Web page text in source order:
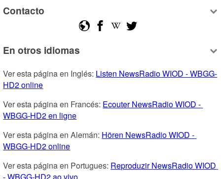
Contacto
En otros idiomas
Ver esta página en Inglés: Listen NewsRadio WIOD - WBGG-
HD2 online
Ver esta página en Francés: Ecouter NewsRadio WIOD -
WBGG-HD2 en ligne
Ver esta página en Alemán: Hören NewsRadio WIOD -
WBGG-HD2 online
Ver esta página en Portugues: Reproduzir NewsRadio WIOD
- WBGG-HD2 ao vivo